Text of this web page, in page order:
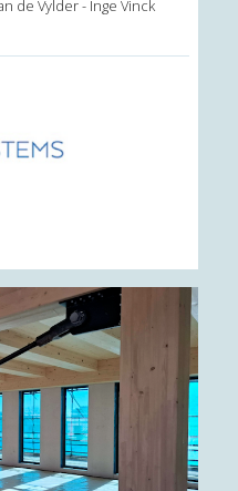
de Vylder - Inge Vinck